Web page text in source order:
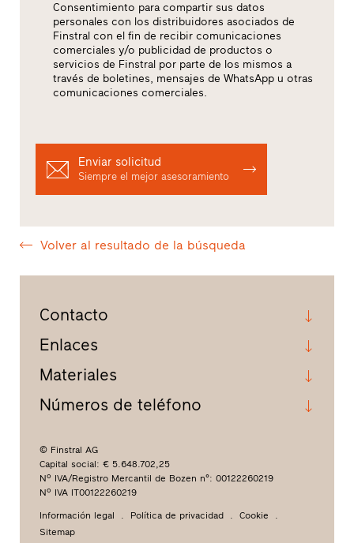
Consentimiento para compartir sus datos
personales con los distribuidores asociados de
Finstral con el fin de recibir comunicaciones
comerciales y/o publicidad de productos o
servicios de Finstral por parte de los mismos a
través de boletines, mensajes de WhatsApp u otras
comunicaciones comerciales.
Enviar solicitud
Siempre el mejor asesoramiento
Volver al resultado de la búsqueda
Contacto
Enlaces
Materiales
Números de teléfono
© Finstral AG
Capital social: € 5.648.702,25
Nº IVA/Registro Mercantil de Bozen n°: 00122260219
Nº IVA IT00122260219
Información legal Política de privacidad
Cookie
Sitemap